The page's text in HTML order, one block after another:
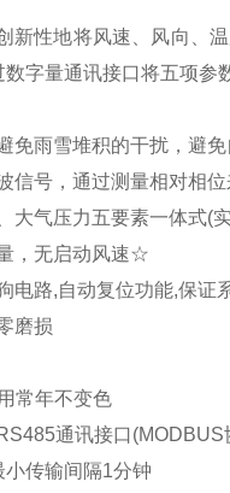
性地将风速、风向、温
字量通讯接口将五项参
雨雪堆积的干扰，避免
号，通过测量相对相位
气压力五要素一体式(
，无启动风速☆
路,自动复位功能,保证
磨损
常年不变色
通讯接口(MODBUS
传输间隔1分钟